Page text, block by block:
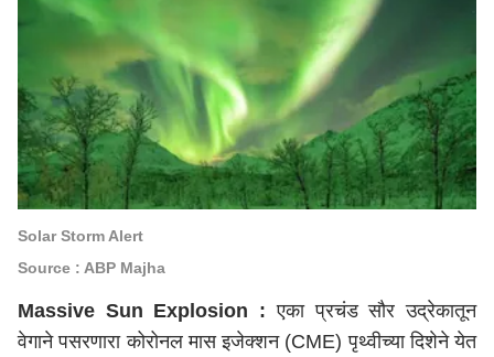
Solar Storm Alert
Source : ABP Majha
Massive Sun Explosion : एका प्रचंड सौर उद्रेकातून
वेगाने पसरणारा कोरोनल मास इजेक्शन (CME) पृथ्वीच्या दिशेने येत